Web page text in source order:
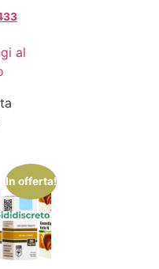
al
In offerta!